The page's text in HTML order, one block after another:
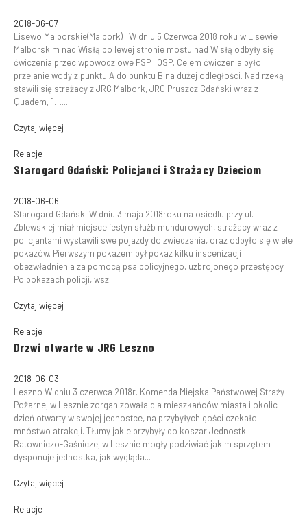
2018-06-07
Lisewo Malborskie(Malbork) W dniu 5 Czerwca 2018 roku w Lisewie
Malborskim nad Wisłą po lewej stronie mostu nad Wisłą odbyły się
ćwiczenia przeciwpowodziowe PSP i OSP. Celem ćwiczenia było
przelanie wody z punktu A do punktu B na dużej odległości. Nad rzeką
stawili się strażacy z JRG Malbork, JRG Pruszcz Gdański wraz z
Quadem, […...
Czytaj więcej
Relacje
Starogard Gdański: Policjanci i Strażacy Dzieciom
2018-06-06
Starogard Gdański W dniu 3 maja 2018roku na osiedlu przy ul.
Zblewskiej miał miejsce festyn służb mundurowych, strażacy wraz z
policjantami wystawili swe pojazdy do zwiedzania, oraz odbyło się wiele
pokazów. Pierwszym pokazem był pokaz kilku inscenizacji
obezwładnienia za pomocą psa policyjnego, uzbrojonego przestępcy.
Po pokazach policji, wsz...
Czytaj więcej
Relacje
Drzwi otwarte w JRG Leszno
2018-06-03
Leszno W dniu 3 czerwca 2018r. Komenda Miejska Państwowej Straży
Pożarnej w Lesznie zorganizowała dla mieszkańców miasta i okolic
dzień otwarty w swojej jednostce, na przybyłych gości czekało
mnóstwo atrakcji. Tłumy jakie przybyły do koszar Jednostki
Ratowniczo-Gaśniczej w Lesznie mogły podziwiać jakim sprzętem
dysponuje jednostka, jak wygląda...
Czytaj więcej
Relacje